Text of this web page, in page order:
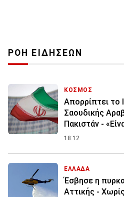
ΡΟΗ ΕΙΔΗΣΕΩΝ
ΚΟΣΜΟΣ
Απορρίπτει το
Σαουδικής
Πακιστάν -
18:12
ΕΛΛΑΔΑ
Έσβησε η
Αττικής -